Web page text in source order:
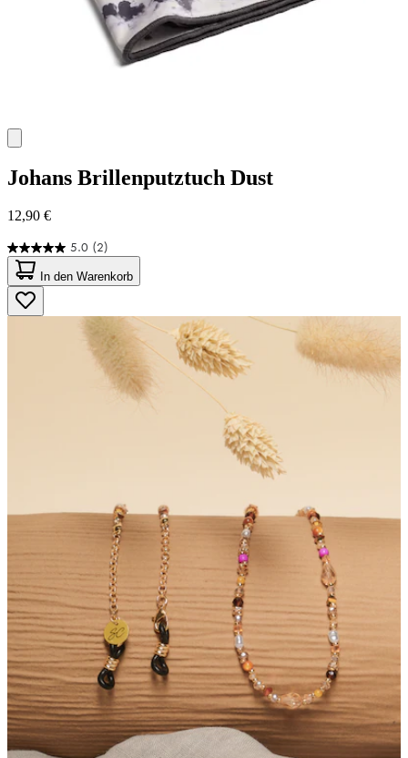
Johans Brillenputztuch Dust
12,90 €
5.0 (2)
5.0
von
5
Sternen.
2
Bewertungen
In den Warenkorb